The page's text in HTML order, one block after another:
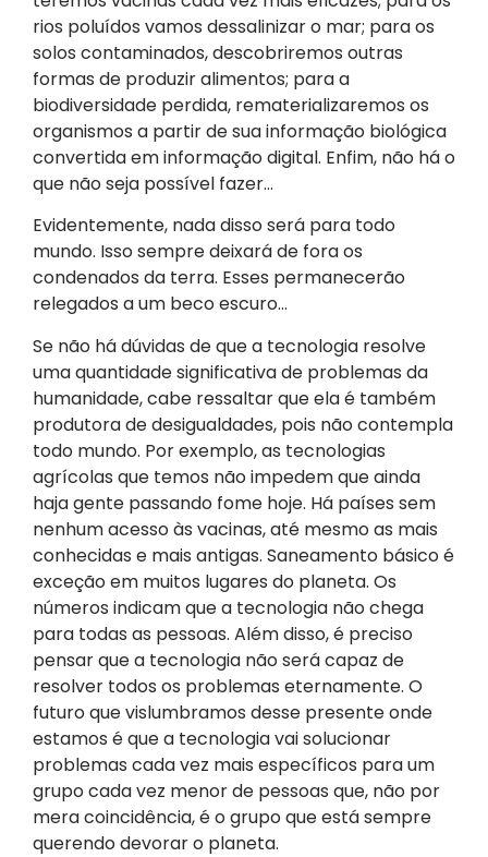
rios poluídos vamos dessalinizar o mar; para os
solos contaminados, descobriremos outras
formas de produzir alimentos; para a
biodiversidade perdida, rematerializaremos os
organismos a partir de sua informação biológica
convertida em informação digital. Enfim, não há o
que não seja possível fazer…
Evidentemente, nada disso será para todo
mundo. Isso sempre deixará de fora os
condenados da terra. Esses permanecerão
relegados a um beco escuro…
Se não há dúvidas de que a tecnologia resolve
uma quantidade significativa de problemas da
humanidade, cabe ressaltar que ela é também
produtora de desigualdades, pois não contempla
todo mundo. Por exemplo, as tecnologias
agrícolas que temos não impedem que ainda
haja gente passando fome hoje. Há países sem
nenhum acesso às vacinas, até mesmo as mais
conhecidas e mais antigas. Saneamento básico é
exceção em muitos lugares do planeta. Os
números indicam que a tecnologia não chega
para todas as pessoas. Além disso, é preciso
pensar que a tecnologia não será capaz de
resolver todos os problemas eternamente. O
futuro que vislumbramos desse presente onde
estamos é que a tecnologia vai solucionar
problemas cada vez mais específicos para um
grupo cada vez menor de pessoas que, não por
mera coincidência, é o grupo que está sempre
querendo devorar o planeta.